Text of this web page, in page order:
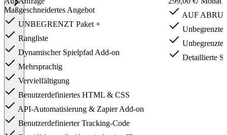
Maßgeschneidertes Angebot
UNBEGRENZT Paket +
Rangliste
Dynamischer Spielpfad Add-on
Mehrsprachig
Vervielfältigung
Benutzerdefiniertes HTML & CSS
API-Automatisierung & Zapier Add-on
Benutzerdefinierter Tracking-Code
AUF
Unbegrenzte
Detaillierte